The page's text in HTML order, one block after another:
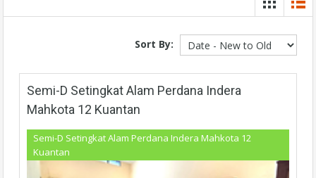
Sort By:
Semi-D Setingkat Alam Perdana Indera
Mahkota 12 Kuantan
Semi-D Setingkat Alam Perdana Indera Mahkota 12
Kuantan